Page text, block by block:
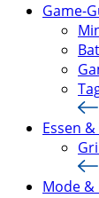
Game-
Essen
Mode &